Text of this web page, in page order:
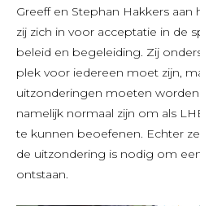
Greeff en Stephan Hakkers
zij zich in voor acceptatie in de
beleid en begeleiding. Zij
plek voor iedereen moet zijn,
uitzonderingen moeten
namelijk normaal zijn om als
te kunnen beoefenen. Echter
de uitzondering is nodig om
ontstaan.